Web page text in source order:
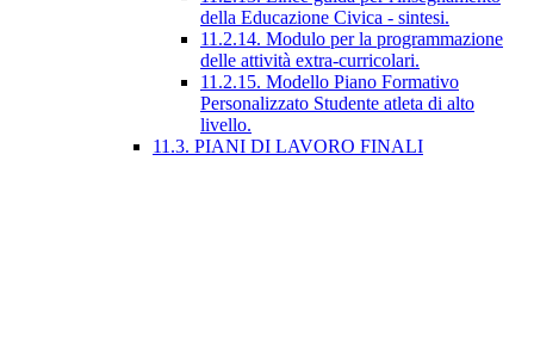
della Educazione Civica - sintesi.
11.2.14. Modulo per la programmazione
delle attività extra-curricolari.
11.2.15. Modello Piano Formativo
Personalizzato Studente atleta di alto
livello.
11.3. PIANI DI LAVORO FINALI